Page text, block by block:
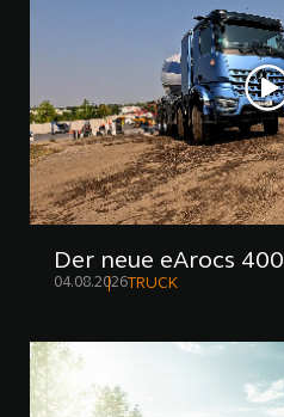
Der neue eArocs 400
04.08.2026TRUCK